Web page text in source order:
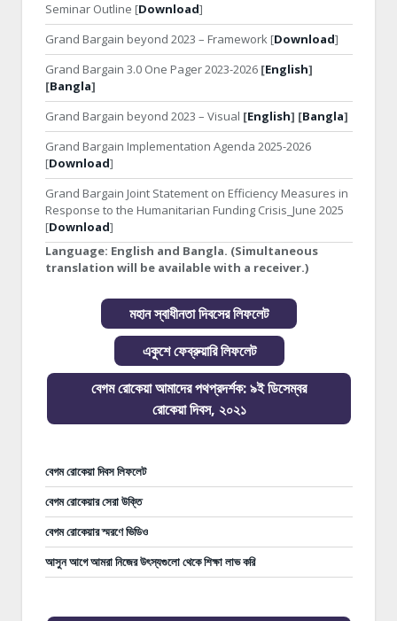
Seminar Outline [Download]
Grand Bargain beyond 2023 – Framework [Download]
Grand Bargain 3.0 One Pager 2023-2026 [English]
[Bangla]
Grand Bargain beyond 2023 – Visual [English] [Bangla]
Grand Bargain Implementation Agenda 2025-2026
[Download]
Grand Bargain Joint Statement on Efficiency Measures in
Response to the Humanitarian Funding Crisis_June 2025
[Download]
Language: English and Bangla. (Simultaneous
translation will be available with a receiver.)
মহান স্বাধীনতা দিবসের লিফলেট
একুশে ফেব্রুয়ারি লিফলেট
বেগম রোকেয়া আমাদের পথপ্রদর্শক: ৯ই ডিসেম্বর
রোকেয়া দিবস, ২০২১
বেগম রোকেয়া দিবস লিফলেট
বেগম রোকেয়ার সেরা উক্তি
বেগম রোকেয়ার স্মরণে ভিডিও
আসুন আগে আমরা নিজের উৎস্যগুলো থেকে শিক্ষা লাভ করি